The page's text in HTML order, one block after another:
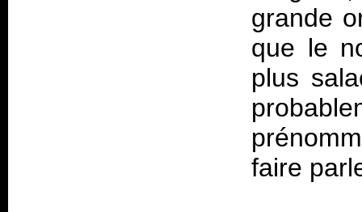
grande
que le
plus
faire